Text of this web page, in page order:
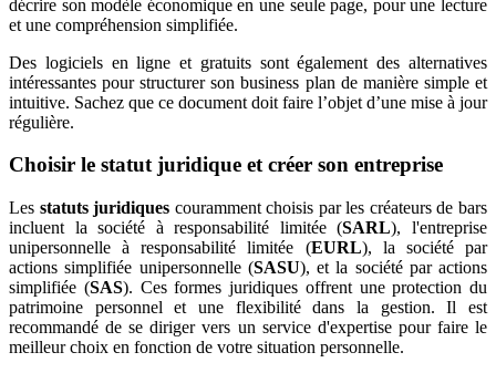
décrire son modèle économique en une seule page, pour une lecture
et une compréhension simplifiée.
Des logiciels en ligne et gratuits sont également des alternatives
intéressantes pour structurer son business plan de manière simple et
intuitive. Sachez que ce document doit faire l’objet d’une mise à jour
régulière.
Choisir le statut juridique et créer son entreprise
Les statuts juridiques couramment choisis par les créateurs de bars
incluent la société à responsabilité limitée (SARL), l'entreprise
unipersonnelle à responsabilité limitée (EURL), la société par
actions simplifiée unipersonnelle (SASU), et la société par actions
simplifiée (SAS). Ces formes juridiques offrent une protection du
patrimoine personnel et une flexibilité dans la gestion. Il est
recommandé de se diriger vers un service d'expertise pour faire le
meilleur choix en fonction de votre situation personnelle.